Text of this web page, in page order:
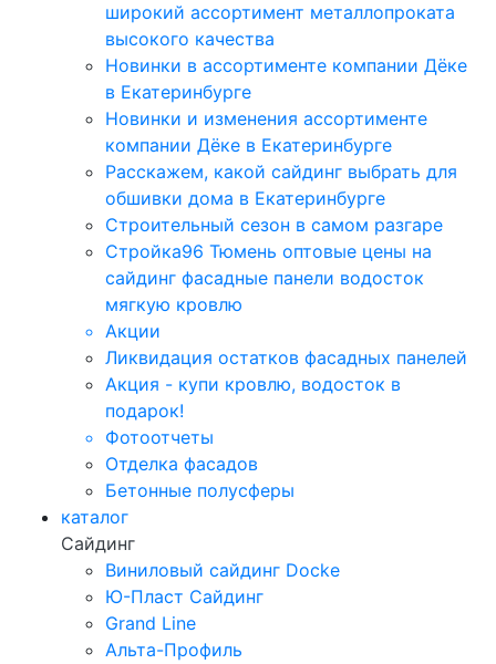
широкий ассортимент металлопроката
высокого качества
Новинки в ассортименте компании Дёке
в Екатеринбурге
Новинки и изменения ассортименте
компании Дёке в Екатеринбурге
Расскажем, какой сайдинг выбрать для
обшивки дома в Екатеринбурге
Строительный сезон в самом разгаре
Стройка96 Тюмень оптовые цены на
сайдинг фасадные панели водосток
мягкую кровлю
Акции
Ликвидация остатков фасадных панелей
Акция - купи кровлю, водосток в
подарок!
Фотоотчеты
Отделка фасадов
Бетонные полусферы
каталог
Сайдинг
Виниловый сайдинг Docke
Ю-Пласт Сайдинг
Grand Line
Альта-Профиль